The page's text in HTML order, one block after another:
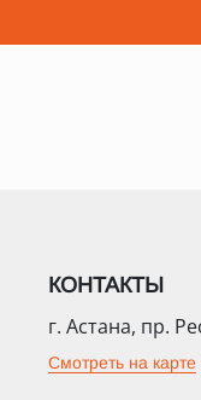
КОНТАКТЫ
г. Астана, пр.
Смотреть на карте